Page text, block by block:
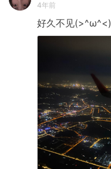
4年前
好久不见(>^ω^<)